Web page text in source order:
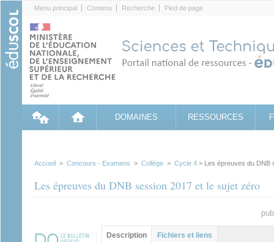
Menu principal Contenu Recherche Pied de page
DOMAINES RESSOURCES
Accueil > Concours - Examens > Collège > Cycle 4 > Les épreuves du DNB
Les épreuves du DNB session 2017 et le sujet zéro
Groupe principal
Description (onglet
Fichiers et liens